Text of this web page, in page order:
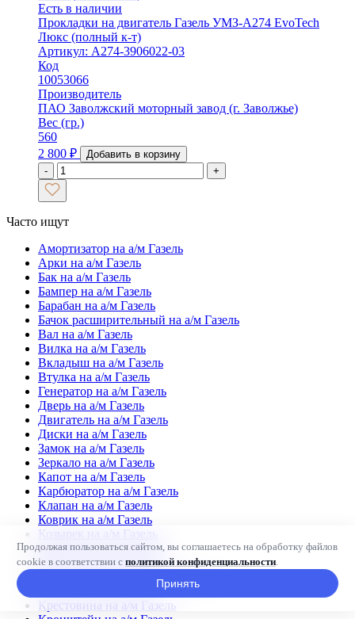
Есть в наличии
Прокладки на двигатель Газель УМЗ-А274 EvoTech
Люкс (полный к-т)
Артикул: А274-3906022-03
Код
10053066
Производитель
ПАО Заволжский моторный завод (г. Заволжье)
Вес (гр.)
560
2 800 ₽
Добавить в корзину
-
+
Часто ищут
Амортизатор на а/м Газель
Арки на а/м Газель
Бак на а/м Газель
Бампер на а/м Газель
Барабан на а/м Газель
Бачок расширительный на а/м Газель
Вал на а/м Газель
Вилка на а/м Газель
Вкладыш на а/м Газель
Втулка на а/м Газель
Генератор на а/м Газель
Дверь на а/м Газель
Двигатель на а/м Газель
Диски на а/м Газель
Замок на а/м Газель
Зеркало на а/м Газель
Капот на а/м Газель
Карбюратор на а/м Газель
Клапан на а/м Газель
Коврик на а/м Газель
Козырек на а/м Газель
Коллектор на а/м Газель
Колодка на а/м Газель
Корзина сцепления на а/м Газель
Крестовина на а/м Газель
Продолжая пользоваться сайтом, вы соглашаетесь на обработку файлов
cookie в соответствии с политикой конфиденциальности.
Принять